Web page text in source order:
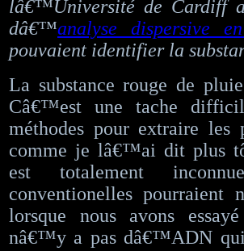
lâ€™Université de Cardiff
dâ€™analyse dispersive
pouvaient identifier la
La substance rouge de
Câ€™est une tache
méthodes pour extraire les
comme je lâ€™ai dit plus
est totalement
conventionelles pourraient
lorsque nous avons
nâ€™y a pas dâ€™ADN